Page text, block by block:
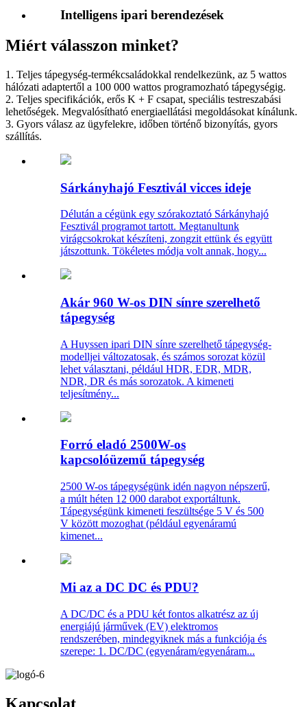
Intelligens ipari berendezések
Miért válasszon minket?
1. Teljes tápegység-termékcsaládokkal rendelkezünk, az 5 wattos
hálózati adaptertől a 100 000 wattos programozható tápegységig.
2. Teljes specifikációk, erős K + F csapat, speciális testreszabási
lehetőségek. Megvalósítható energiaellátási megoldásokat kínálunk.
3. Gyors válasz az ügyfelekre, időben történő bizonyítás, gyors
szállítás.
Sárkányhajó Fesztivál vicces ideje
Délután a cégünk egy szórakoztató Sárkányhajó
Fesztivál programot tartott. Megtanultunk
virágcsokrokat készíteni, zongzit ettünk és együtt
játszottunk. Tökéletes módja volt annak, hogy...
Akár 960 W-os DIN sínre szerelhető
tápegység
A Huyssen ipari DIN sínre szerelhető tápegység-
modelljei változatosak, és számos sorozat közül
lehet választani, például HDR, EDR, MDR,
NDR, DR és más sorozatok. A kimeneti
teljesítmény...
Forró eladó 2500W-os
kapcsolóüzemű tápegység
2500 W-os tápegységünk idén nagyon népszerű,
a múlt héten 12 000 darabot exportáltunk.
Tápegységünk kimeneti feszültsége 5 V és 500
V között mozoghat (például egyenáramú
kimenet...
Mi az a DC DC és PDU?
A DC/DC és a PDU két fontos alkatrész az új
energiájú járművek (EV) elektromos
rendszerében, mindegyiknek más a funkciója és
szerepe: 1. DC/DC (egyenáram/egyenáram...
Kapcsolat